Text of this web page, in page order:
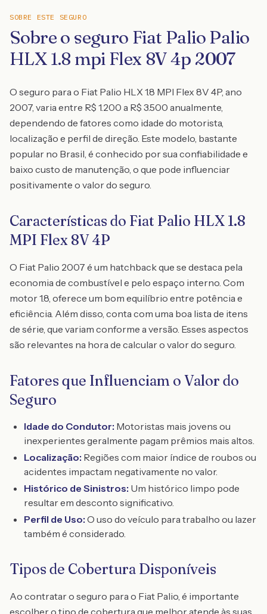
SOBRE ESTE SEGURO
Sobre o seguro Fiat Palio Palio
HLX 1.8 mpi Flex 8V 4p 2007
O seguro para o Fiat Palio HLX 1.8 MPI Flex 8V 4P, ano
2007, varia entre R$ 1.200 a R$ 3.500 anualmente,
dependendo de fatores como idade do motorista,
localização e perfil de direção. Este modelo, bastante
popular no Brasil, é conhecido por sua confiabilidade e
baixo custo de manutenção, o que pode influenciar
positivamente o valor do seguro.
Características do Fiat Palio HLX 1.8
MPI Flex 8V 4P
O Fiat Palio 2007 é um hatchback que se destaca pela
economia de combustível e pelo espaço interno. Com
motor 1.8, oferece um bom equilíbrio entre potência e
eficiência. Além disso, conta com uma boa lista de itens
de série, que variam conforme a versão. Esses aspectos
são relevantes na hora de calcular o valor do seguro.
Fatores que Influenciam o Valor do
Seguro
Idade do Condutor: Motoristas mais jovens ou
inexperientes geralmente pagam prêmios mais altos.
Localização: Regiões com maior índice de roubos ou
acidentes impactam negativamente no valor.
Histórico de Sinistros: Um histórico limpo pode
resultar em desconto significativo.
Perfil de Uso: O uso do veículo para trabalho ou lazer
também é considerado.
Tipos de Cobertura Disponíveis
Ao contratar o seguro para o Fiat Palio, é importante
escolher o tipo de cobertura que melhor atende às suas